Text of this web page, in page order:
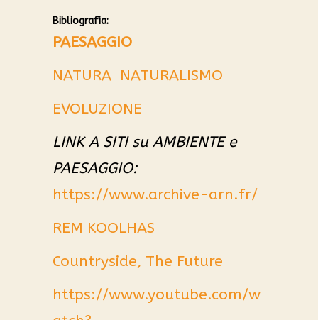
Bibliografia:
PAESAGGIO
NATURA NATURALISMO
EVOLUZIONE
LINK A SITI su AMBIENTE e
PAESAGGIO:
https://www.archive-arn.fr/
REM KOOLHAS
Countryside, The Future
https://www.youtube.com/w